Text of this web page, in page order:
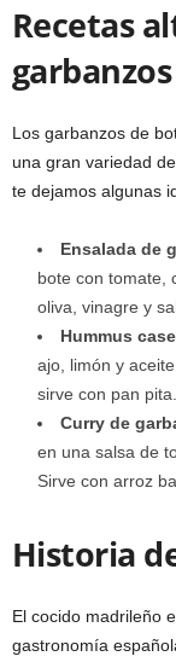
Recetas
Los garbanzos de
una gran variedad
te dejamos algunas
Ensalada de
bote con tomate,
oliva, vinagre y
Hummus
ajo, limón y
sirve con pan pita.
Curry de
en una salsa de
Sirve con arroz
Historia
El cocido madrileño
gastronomía